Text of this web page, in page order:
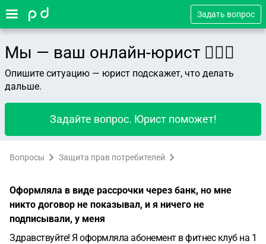
Задать вопрос
Мы — ваш онлайн-юрист 👨🏻‍⚖️
Опишите ситуацию — юрист подскажет, что делать
дальше.
Задайте вопрос. Юрист поможет!
Вопросы Защита прав потребителей
Оформляла в виде рассрочки через банк, но мне
никто договор не показывал, и я ничего не
подписывали, у меня
Здравствуйте! Я оформляла абонемент в фитнес клуб на 1